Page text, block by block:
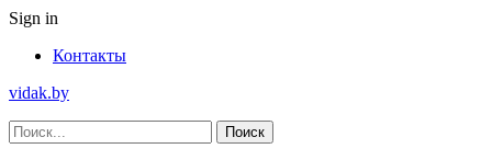
Sign in
Контакты
vidak.by